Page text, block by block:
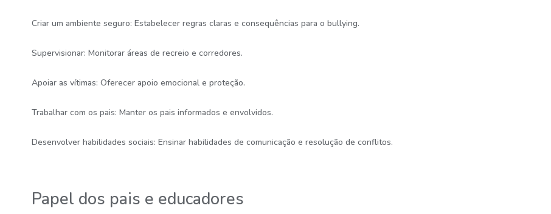
Criar um ambiente seguro: Estabelecer regras claras e consequências para o bullying.
Supervisionar: Monitorar áreas de recreio e corredores.
Apoiar as vítimas: Oferecer apoio emocional e proteção.
Trabalhar com os pais: Manter os pais informados e envolvidos.
Desenvolver habilidades sociais: Ensinar habilidades de comunicação e resolução de conflitos.
Papel dos pais e educadores